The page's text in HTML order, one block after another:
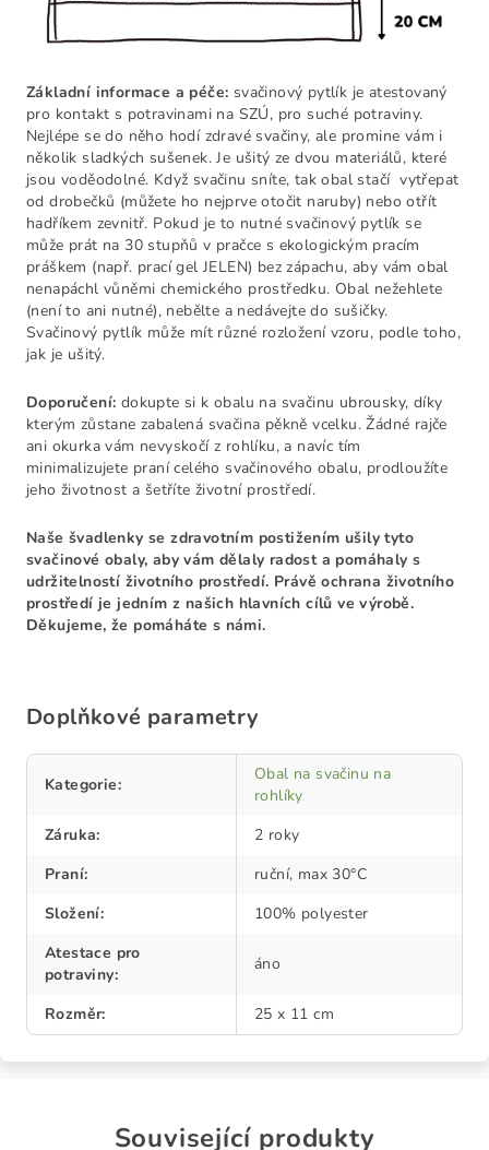
Základní informace a péče: svačinový pytlík je atestovaný
pro kontakt s potravinami na SZÚ, pro suché potraviny.
Nejlépe se do něho hodí zdravé svačiny, ale promine vám i
několik sladkých sušenek. Je ušitý ze dvou materiálů, které
jsou voděodolné. Když svačinu sníte, tak obal stačí vytřepat
od drobečků (můžete ho nejprve otočit naruby) nebo otřít
hadříkem zevnitř. Pokud je to nutné svačinový pytlík se
může prát na 30 stupňů v pračce s ekologickým pracím
práškem (např. prací gel JELEN) bez zápachu, aby vám obal
nenapáchl vůněmi chemického prostředku. Obal nežehlete
(není to ani nutné), nebělte a nedávejte do sušičky.
Svačinový pytlík může mít různé rozložení vzoru, podle toho,
jak je ušitý.
Doporučení: dokupte si k obalu na svačinu ubrousky, díky
kterým zůstane zabalená svačina pěkně vcelku. Žádné rajče
ani okurka vám nevyskočí z rohlíku, a navíc tím
minimalizujete praní celého svačinového obalu, prodloužíte
jeho životnost a šetříte životní prostředí.
Naše švadlenky se zdravotním postižením ušily tyto
svačinové obaly, aby vám dělaly radost a pomáhaly s
udržitelností životního prostředí. Právě ochrana životního
prostředí je jedním z našich hlavních cílů ve výrobě.
Děkujeme, že pomáháte s námi.
Doplňkové parametry
Kategorie:
Obal na svačinu na
rohlíky
Záruka:
2 roky
Praní:
ruční, max 30°C
Složení:
100% polyester
Atestace pro
potraviny:
áno
Rozměr: 25 x 11 cm
Související produkty